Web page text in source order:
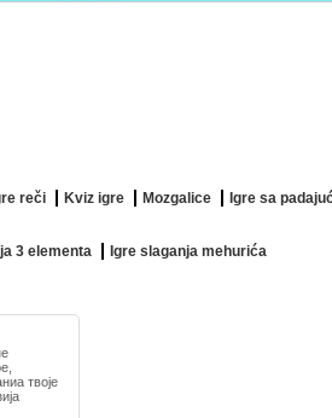
reči Kviz igre Mozgalice Igre sa
3 elementa Igre slaganja mehurića
твоје